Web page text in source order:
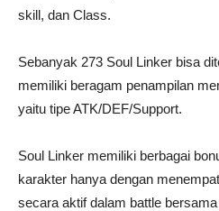
skill, dan Class.
Sebanyak 273 Soul Linker bisa
memiliki beragam penampilan
yaitu tipe ATK/DEF/Support.
Soul Linker memiliki berbagai
karakter hanya dengan
secara aktif dalam battle